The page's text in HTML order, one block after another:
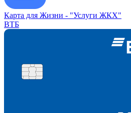
Карта для Жизни - "Услуги ЖКХ"
ВТБ